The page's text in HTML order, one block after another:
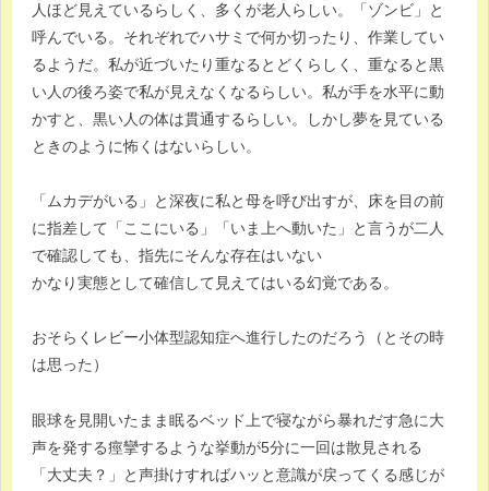
人ほど見えているらしく、多くが老人らしい。「ゾンビ」と
呼んでいる。それぞれでハサミで何か切ったり、作業してい
るようだ。私が近づいたり重なるとどくらしく、重なると黒
い人の後ろ姿で私が見えなくなるらしい。私が手を水平に動
かすと、黒い人の体は貫通するらしい。しかし夢を見ている
ときのように怖くはないらしい。
「ムカデがいる」と深夜に私と母を呼び出すが、床を目の前
に指差して「ここにいる」「いま上へ動いた」と言うが二人
で確認しても、指先にそんな存在はいない
かなり実態として確信して見えてはいる幻覚である。
おそらくレビー小体型認知症へ進行したのだろう（とその時
は思った）
眼球を見開いたまま眠るベッド上で寝ながら暴れだす急に大
声を発する痙攣するような挙動が5分に一回は散見される
「大丈夫？」と声掛けすればハッと意識が戻ってくる感じが